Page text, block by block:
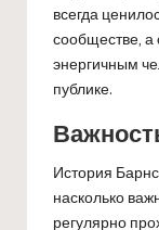
всегда
сообществе, а
энергичным
публике.
История
насколько
регулярно